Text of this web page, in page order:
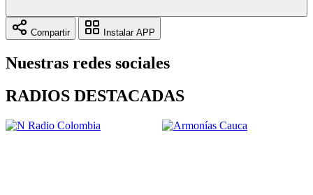
Compartir Instalar APP
Nuestras redes sociales
RADIOS DESTACADAS